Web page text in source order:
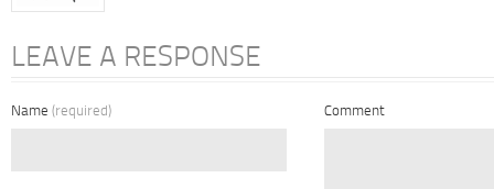
LEAVE A RESPONSE
Name (required) Comment